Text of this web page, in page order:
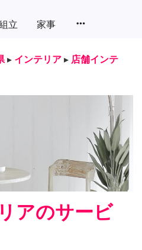
立 家事 more_horiz
▸ インテリア ▸ 店舗インテ
アのサービ